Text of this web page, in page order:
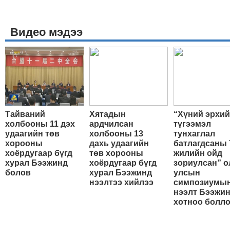
Видео мэдээ
Тайваний
холбооны 11 дэх
удаагийн төв
хорооны
хоёрдугаар бүгд
хурал Бээжинд
болов
Хятадын
ардчилсан
холбооны 13
дахь удаагийн
төв хорооны
хоёрдугаар бүгд
хурал Бээжинд
нээлтээ хийлээ
“Хүний
түгээмэл
тунхаглал
батлагдсаны
жилийн ойд
зориулсан”
улсын
нээлт Бээжин
хотноо